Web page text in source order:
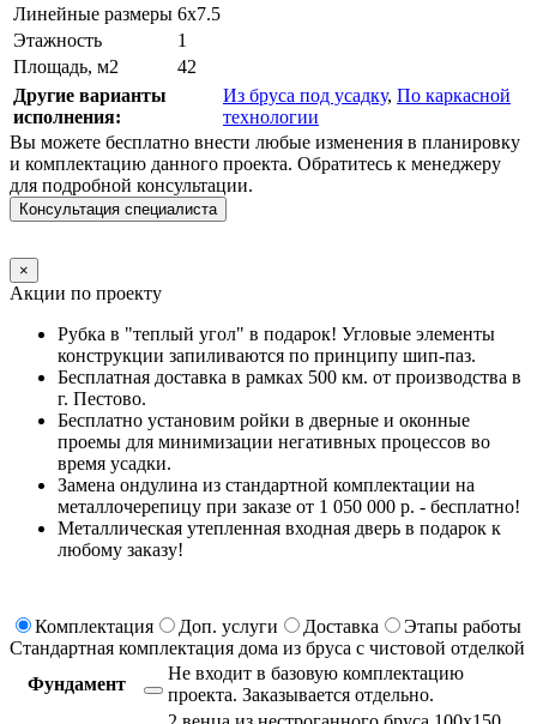
Линейные размеры 6х7.5
Этажность
1
Площадь, м2
42
Другие варианты
исполнения:
Из бруса под усадку, По каркасной
технологии
Вы можете бесплатно внести любые изменения в планировку
и комплектацию данного проекта. Обратитесь к менеджеру
для подробной консультации.
Консультация специалиста
×
Акции по проекту
Рубка в "теплый угол" в подарок! Угловые элементы
конструкции запиливаются по принципу шип-паз.
Бесплатная доставка в рамках 500 км. от производства в
г. Пестово.
Бесплатно установим ройки в дверные и оконные
проемы для минимизации негативных процессов во
время усадки.
Замена ондулина из стандартной комплектации на
металлочерепицу при заказе от 1 050 000 р. - бесплатно!
Металлическая утепленная входная дверь в подарок к
любому заказу!
Комплектация Доп. услуги Доставка
Этапы работы
Стандартная комплектация дома из бруса с чистовой отделкой
Фундамент
Не входит в базовую комплектацию
проекта. Заказывается отдельно.